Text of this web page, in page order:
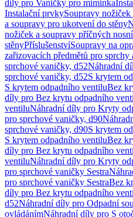
díly pro Vaničky pro miminka
Instalační prvkySoupravy
a soupravy pro ukotvení do stěny
nožiček a soupravy příčných
stěnyPříslušenstvíSoupravy na
zařizovacích předmětů pro sprchy
sprchové vaničky, d52Náhradní
sprchové vaničky, d52S krytem
S krytem odpadního ventiluBez
díly pro Bez krytu odpadního
ventiluNáhradní díly pro Kryty
pro sprchové vaničky, d90
sprchové vaničky, d90S krytem
S krytem odpadního ventiluBez
díly pro Bez krytu odpadního
ventiluNáhradní díly pro Kryty
pro sprchové vaničky Sestra
pro sprchové vaničky SestraBez
díly pro Bez krytu odpadního
d52Náhradní díly pro Odpadní
ovládánímNáhradní díly pro S